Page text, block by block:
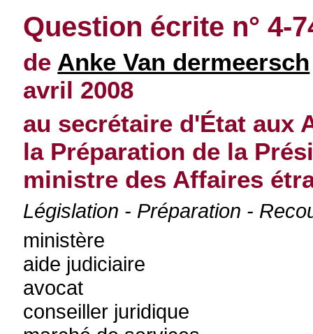
Question écrite n° 4-
de Anke Van dermeersch
avril 2008
au secrétaire d'État aux
la Préparation de la
ministre des Affaires
Législation - Préparation -
ministère
aide judiciaire
avocat
conseiller juridique